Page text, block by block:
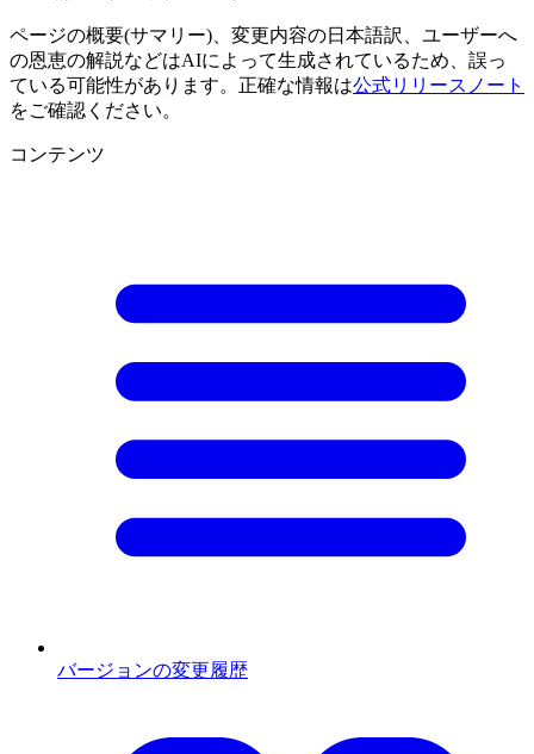
ページの概要(サマリー)、変更内容の日本語訳、ユーザーへ
の恩恵の解説などはAIによって生成されているため、誤っ
ている可能性があります。正確な情報は公式リリースノート
をご確認ください。
コンテンツ
バージョンの変更履歴